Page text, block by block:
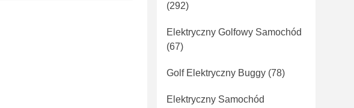
(292)
Elektryczny Golfowy Samochód
(67)
Golf Elektryczny Buggy (78)
Elektryczny Samochód